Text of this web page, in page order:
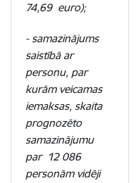
74,69 euro);
- samazinājums
saistībā ar
personu, par
kurām veicamas
iemaksas, skaita
prognozēto
samazinājumu
par 12 086
personām vidēji